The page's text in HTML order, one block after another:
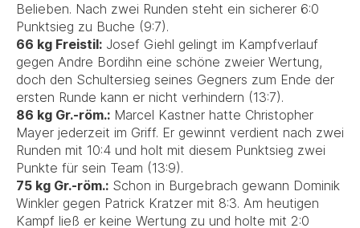
Belieben. Nach zwei Runden steht ein sicherer 6:0
Punktsieg zu Buche (9:7).
66 kg Freistil: Josef Giehl gelingt im Kampfverlauf
gegen Andre Bordihn eine schöne zweier Wertung,
doch den Schultersieg seines Gegners zum Ende der
ersten Runde kann er nicht verhindern (13:7).
86 kg Gr.-röm.: Marcel Kastner hatte Christopher
Mayer jederzeit im Griff. Er gewinnt verdient nach zwei
Runden mit 10:4 und holt mit diesem Punktsieg zwei
Punkte für sein Team (13:9).
75 kg Gr.-röm.: Schon in Burgebrach gewann Dominik
Winkler gegen Patrick Kratzer mit 8:3. Am heutigen
Kampf ließ er keine Wertung zu und holte mit 2:0